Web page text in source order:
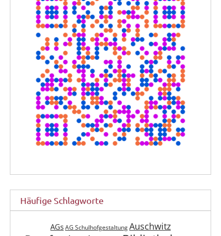
Häufige Schlagworte
AGs AG Schulhofgestaltung Auschwitz